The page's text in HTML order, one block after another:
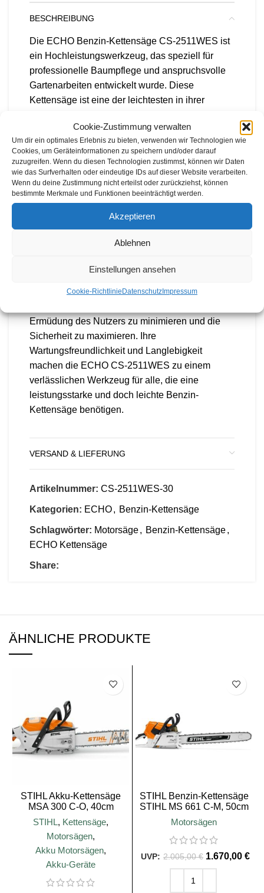
Cookie-Zustimmung verwalten
Um dir ein optimales Erlebnis zu bieten, verwenden wir Technologien wie
Cookies, um Geräteinformationen zu speichern und/oder darauf
zuzugreifen. Wenn du diesen Technologien zustimmst, können wir Daten
wie das Surfverhalten oder eindeutige IDs auf dieser Website verarbeiten.
Wenn du deine Zustimmung nicht erteilst oder zurückziehst, können
bestimmte Merkmale und Funktionen beeinträchtigt werden.
Akzeptieren
Ablehnen
Einstellungen ansehen
Cookie-Richtlinie Datenschutz Impressum
BESCHREIBUNG
Die ECHO Benzin-Kettensäge CS-2511WES ist
ein Hochleistungswerkzeug, das speziell für
professionelle Baumpflege und anspruchsvolle
Gartenarbeiten entwickelt wurde. Diese
Kettensäge ist eine der leichtesten in ihrer
und für lange Einsatzzeiten macht. Ihr kraftvoller
25 cm³ Zweitaktmotor bietet eine
beeindruckende Leistung, die das Schneiden
von Ästen und das Fällen kleinerer Bäume zum
Kinderspiel macht. Die CS-2511WES zeichnet
sich durch ihre ergonomische Bauweise und das
geringe Gewicht aus, wodurch sie besonders
handlich und einfach zu manövrieren ist. Sie
verfügt über ein 25 cm langes Schwert, das
Zusätzlich bietet diese Säge fortschrittliche
Sicherheitsmerkmale wie eine Kettenbremse und
Ermüdung des Nutzers zu minimieren und die
Sicherheit zu maximieren. Ihre
Wartungsfreundlichkeit und Langlebigkeit
machen die ECHO CS-2511WES zu einem
verlässlichen Werkzeug für alle, die eine
leistungsstarke und doch leichte Benzin-
Kettensäge benötigen.
VERSAND & LIEFERUNG
Artikelnummer: CS-2511WES-30
Kategorien: ECHO, Benzin-Kettensäge
Schlagwörter: Motorsäge, Benzin-Kettensäge,
ECHO Kettensäge
Share:
ÄHNLICHE PRODUKTE
STIHL Akku-Kettensäge
MSA 300 C-O, 40cm
Schienenlänge
STIHL, Kettensäge,
Motorsägen,
Akku Motorsägen,
Akku-Geräte
STIHL Benzin-Kettensäge
STIHL MS 661 C-M, 50cm
Schienenlänge
Motorsägen
2.005,00€ 1.670,00 €